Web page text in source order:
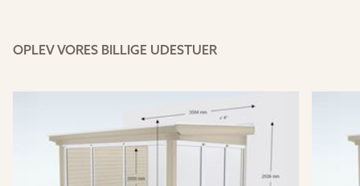
OPLEV VORES BILLIGE UDESTUER